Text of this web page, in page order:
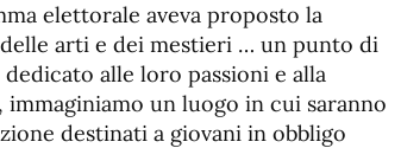
elettorale aveva proposto la
delle arti e dei mestieri … un punto di
alle loro passioni e alla
un luogo in cui saranno
destinati a giovani in obbligo